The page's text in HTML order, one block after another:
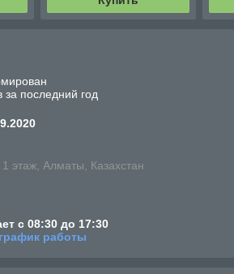
последний год
этаж, Алматы, Казахстан
с 08:30 до 17:30
работы